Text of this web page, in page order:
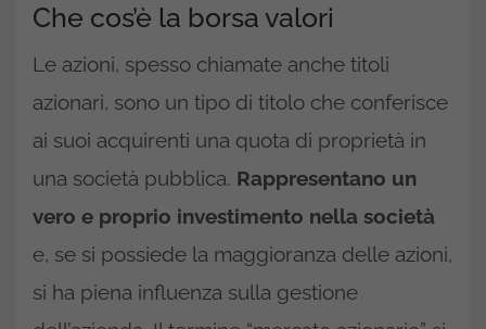
Che cos’è la borsa valori
Le azioni, spesso chiamate anche titoli
azionari, sono un tipo di titolo che conferisce
ai suoi acquirenti una quota di proprietà in
una società pubblica. Rappresentano un
vero e proprio investimento nella società
e, se si possiede la maggioranza delle azioni,
si ha piena influenza sulla gestione